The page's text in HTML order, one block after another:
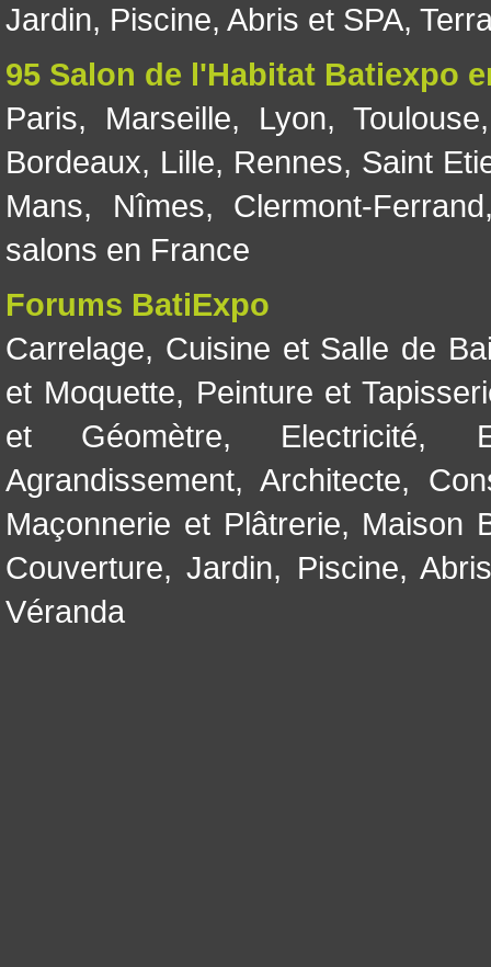
Jardin, Piscine, Abris et SPA,
95 Salon de l'Habitat Batiexpo
Paris, Marseille, Lyon, Toulouse
Bordeaux, Lille, Rennes, Saint
Mans, Nîmes, Clermont-Ferrand
salons en France
Forums BatiExpo
Carrelage, Cuisine et Salle de
et Moquette, Peinture et
et Géomètre, Electricité,
Agrandissement, Architecte,
Maçonnerie et Plâtrerie, Maison
Couverture,Jardin, Piscine,
Véranda